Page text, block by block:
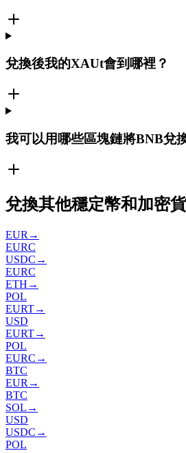
兌換後我的XAUt會到哪裡？
我可以用哪些區塊鏈將BNB兌
兌換其他穩定幣和加密
EUR →
EURC
USDC →
EURC
ETH →
POL
EURT→
USD
EURT→
POL
EURC →
BTC
EUR →
BTC
SOL →
USD
USDC →
POL